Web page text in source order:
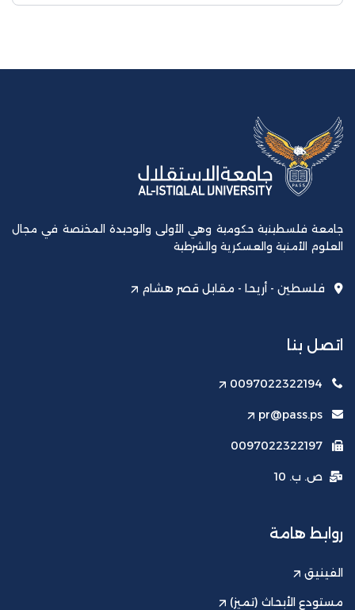
جامعة فلسطينية حكومية وهي الأولى والوحيدة المختصة في مجال
العلوم الأمنية والعسكرية والشرطية
فلسطين - أريحا - مقابل قصر هشام
اتصل بنا
0097022322194
pr@pass.ps
0097022322197
ص. ب. 10
روابط هامة
الفينيق
مستودع الأبحاث (تميز)